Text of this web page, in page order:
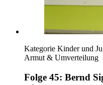
Kategorie Kinder und
Armut & Umverteilung
Folge 45: Bernd